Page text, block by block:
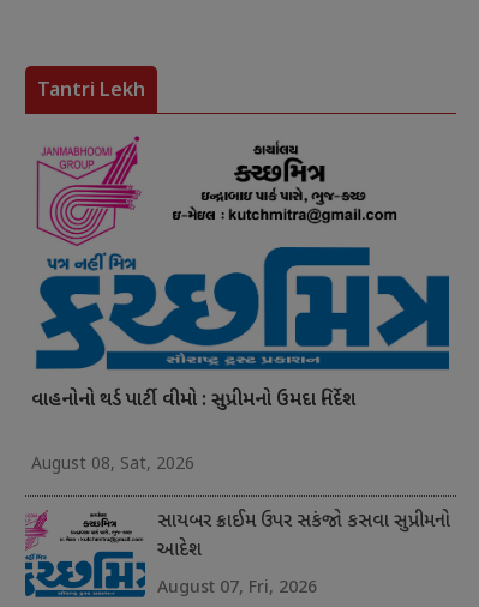
Tantri Lekh
વાહનોનો થર્ડ પાર્ટી વીમો : સુપ્રીમનો ઉમદા નિર્દેશ
August 08, Sat, 2026
સાયબર ક્રાઈમ ઉપર સકંજો કસવા સુપ્રીમનો
આદેશ
August 07, Fri, 2026